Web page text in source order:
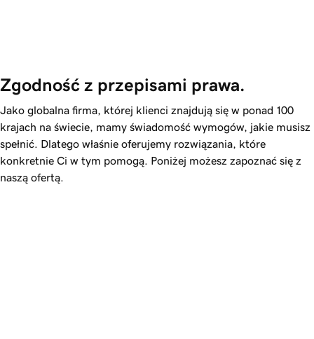
Zgodność z przepisami prawa.
Jako globalna firma, której klienci znajdują się w ponad 100
krajach na świecie, mamy świadomość wymogów, jakie musisz
spełnić. Dlatego właśnie oferujemy rozwiązania, które
konkretnie Ci w tym pomogą. Poniżej możesz zapoznać się z
naszą ofertą.